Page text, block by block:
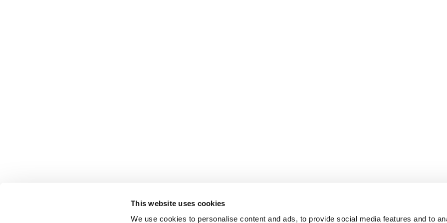
This website uses cookies
We use cookies to personalise content and ads, to provide social media features and to